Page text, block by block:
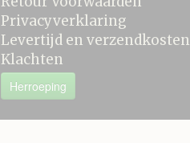
Privacyverklaring
Levertijd en verzendkosten
Klachten
Herroeping